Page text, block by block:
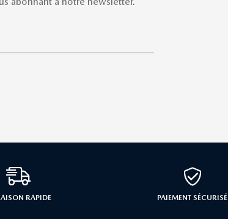
RAPIDE PAIEMENT SÉCURISÉ